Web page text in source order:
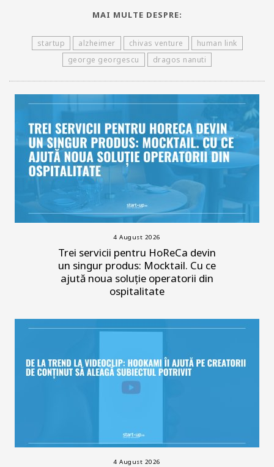
MAI MULTE DESPRE:
startup alzheimer chivas venture
human link
george georgescu
dragos nanuti
4 August 2026
Trei servicii pentru HoReCa devin
un singur produs: Mocktail. Cu ce
ajută noua soluție operatorii din
ospitalitate
4 August 2026